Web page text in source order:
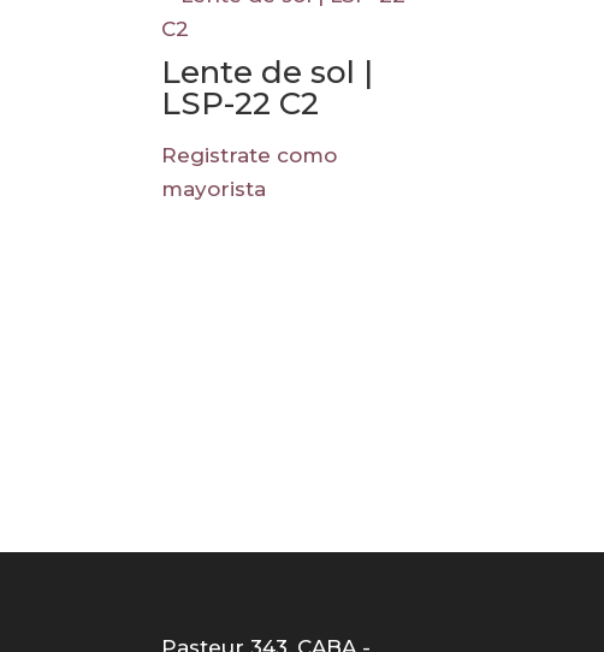
Lente de sol |
LSP-22 C2
Registrate como
mayorista
Pasteur 343, CABA -